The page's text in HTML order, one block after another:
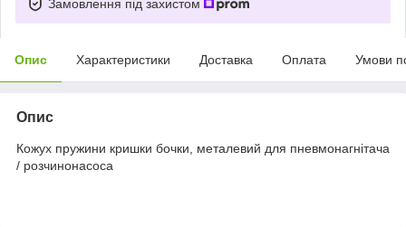
Замовлення під захистом
Опис Характеристики Доставка Оплата Умови
Опис
Кожух пружини кришки бочки, металевий для пневмонагнітача
/ розчинонасоса